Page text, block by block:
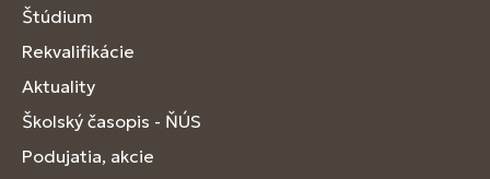
Štúdium
Rekvalifikácie
Aktuality
Školský časopis - ŇÚS
Podujatia, akcie